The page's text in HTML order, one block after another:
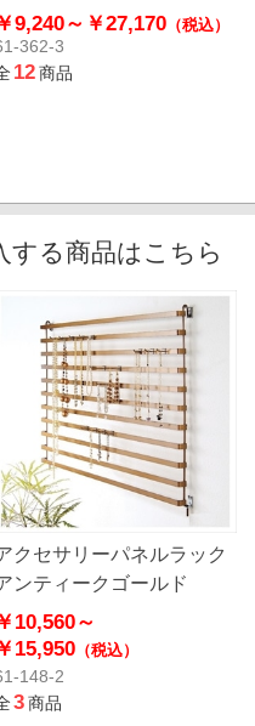
ル製
￥9,240～ ￥27,170 （税込）
362-3
12商品
する商品はこちら
クセサリーパネルラック
ンティークゴールド
￥10,560～
￥15,950（税込）
148-2
3商品